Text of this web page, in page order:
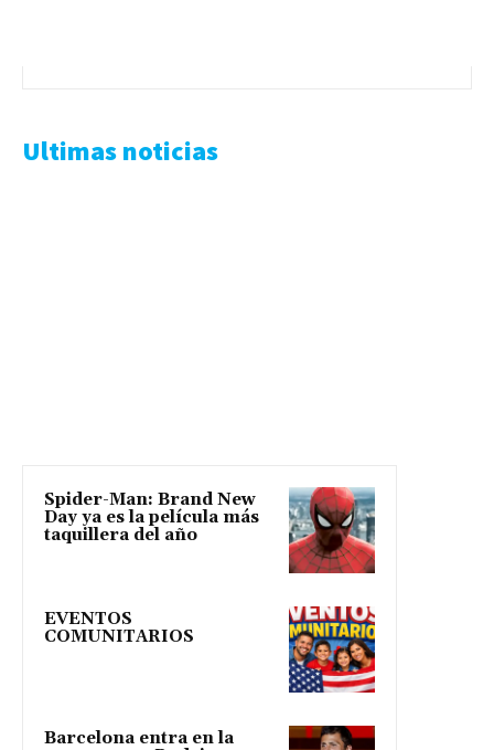
Ultimas noticias
Spider-Man: Brand New
Day ya es la película más
taquillera del año
EVENTOS
COMUNITARIOS
Barcelona entra en la